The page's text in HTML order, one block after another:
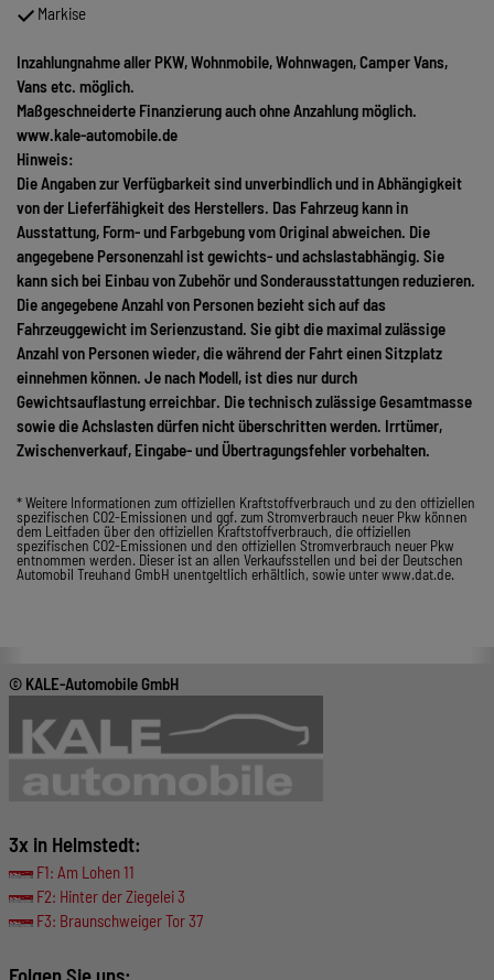
Markise
Inzahlungnahme aller PKW, Wohnmobile, Wohnwagen, Camper Vans,
Vans etc. möglich.
Maßgeschneiderte Finanzierung auch ohne Anzahlung möglich.
www.kale-automobile.de
Hinweis:
Die Angaben zur Verfügbarkeit sind unverbindlich und in Abhängigkeit
von der Lieferfähigkeit des Herstellers. Das Fahrzeug kann in
Ausstattung, Form- und Farbgebung vom Original abweichen. Die
angegebene Personenzahl ist gewichts- und achslastabhängig. Sie
kann sich bei Einbau von Zubehör und Sonderausstattungen reduzieren.
Die angegebene Anzahl von Personen bezieht sich auf das
Fahrzeuggewicht im Serienzustand. Sie gibt die maximal zulässige
Anzahl von Personen wieder, die während der Fahrt einen Sitzplatz
einnehmen können. Je nach Modell, ist dies nur durch
Gewichtsauflastung erreichbar. Die technisch zulässige Gesamtmasse
sowie die Achslasten dürfen nicht überschritten werden. Irrtümer,
Zwischenverkauf, Eingabe- und Übertragungsfehler vorbehalten.
* Weitere Informationen zum offiziellen Kraftstoffverbrauch und zu den offiziellen
spezifischen CO2-Emissionen und ggf. zum Stromverbrauch neuer Pkw können
dem Leitfaden über den offiziellen Kraftstoffverbrauch, die offiziellen
spezifischen CO2-Emissionen und den offiziellen Stromverbrauch neuer Pkw
entnommen werden. Dieser ist an allen Verkaufsstellen und bei der Deutschen
Automobil Treuhand GmbH unentgeltlich erhältlich, sowie unter www.dat.de.
© KALE-Automobile GmbH
3x in Helmstedt:
F1: Am Lohen 11
F2: Hinter der Ziegelei 3
F3: Braunschweiger Tor 37